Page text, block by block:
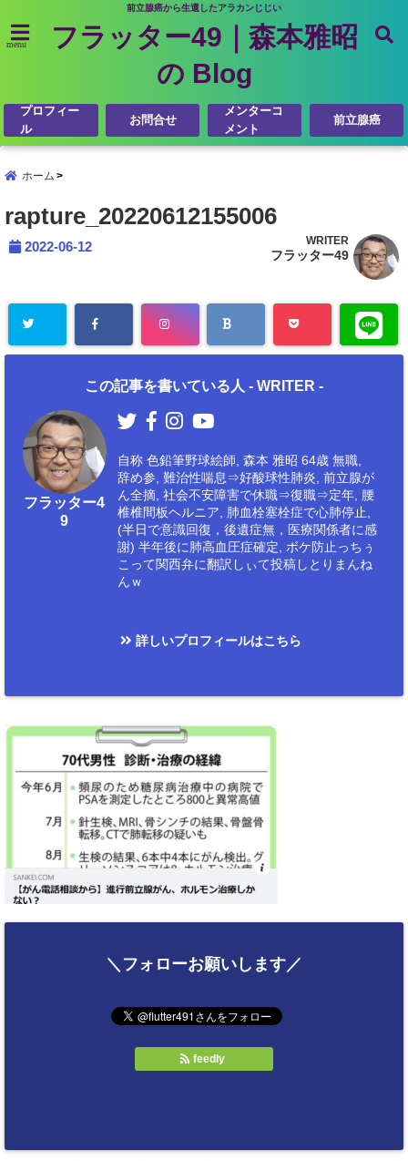
前立腺癌から生還したアラカンじじい
menu
フラッター49｜森本雅昭
の Blog
プロフィー
ル
お問合せ
メンターコ
メント
前立腺癌
ホーム
rapture_20220612155006
2022-06-12 WRITER
フラッター49
この記事を書いている人 - WRITER -
フラッター4
9
自称 色鉛筆野球絵師, 森本 雅昭 64歳 無職,
辞め参, 難治性喘息⇒好酸球性肺炎, 前立腺が
ん全摘, 社会不安障害で休職⇒復職⇒定年, 腰
椎椎間板ヘルニア, 肺血栓塞栓症で心肺停止,
(半日で意識回復，後遺症無，医療関係者に感
謝) 半年後に肺高血圧症確定, ボケ防止っちぅ
こって関西弁に翻訳しぃて投稿しとりまんね
んｗ
詳しいプロフィールはこちら
＼フォローお願いします／
feedly